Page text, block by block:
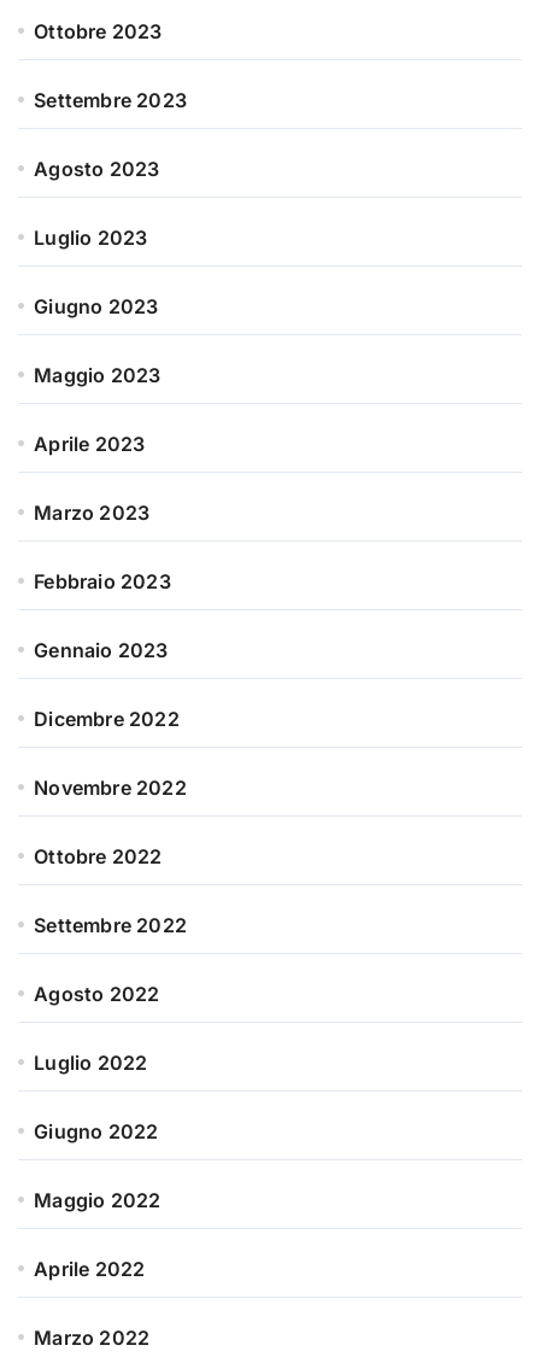
Ottobre 2023
Settembre 2023
Agosto 2023
Luglio 2023
Giugno 2023
Maggio 2023
Aprile 2023
Marzo 2023
Febbraio 2023
Gennaio 2023
Dicembre 2022
Novembre 2022
Ottobre 2022
Settembre 2022
Agosto 2022
Luglio 2022
Giugno 2022
Maggio 2022
Aprile 2022
Marzo 2022